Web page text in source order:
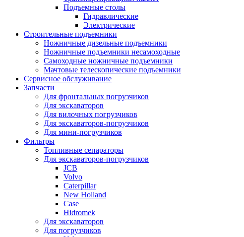
Подъемные столы
Гидравлические
Электрические
Строительные подъемники
Ножничные дизельные подъемники
Ножничные подъемники несамоходные
Самоходные ножничные подъемники
Мачтовые телескопические подъемники
Сервисное обслуживание
Запчасти
Для фронтальных погрузчиков
Для экскаваторов
Для вилочных погрузчиков
Для экскаваторов-погрузчиков
Для мини-погрузчиков
Фильтры
Топливные сепараторы
Для экскаваторов-погрузчиков
JCB
Volvo
Caterpillar
New Holland
Case
Hidromek
Для экскаваторов
Для погрузчиков